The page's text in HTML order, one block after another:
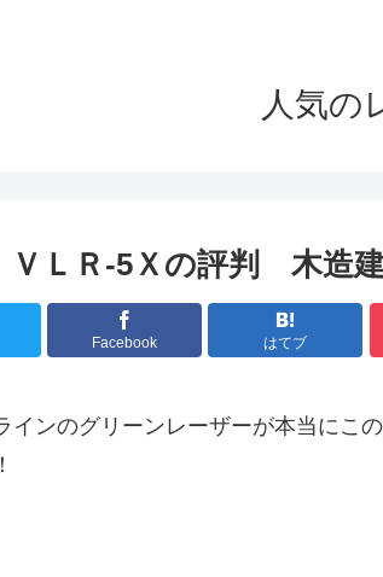
人気の
ＬＲ-5Ｘの評判 木造
Facebook はてブ
インのグリーンレーザーが本当にこ